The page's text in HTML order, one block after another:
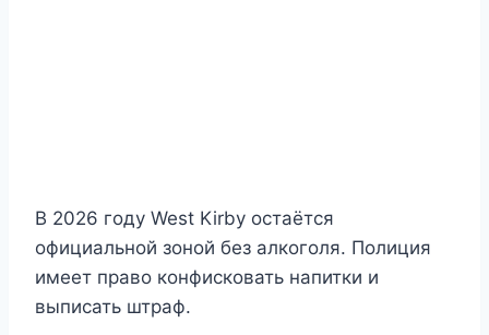
В 2026 году West Kirby остаётся
официальной зоной без алкоголя. Полиция
имеет право конфисковать напитки и
выписать штраф.